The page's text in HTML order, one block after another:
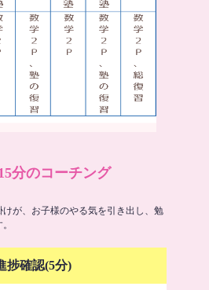
分のコーチング
が、お子様のやる気を引き出し、勉
捗確認(5分)